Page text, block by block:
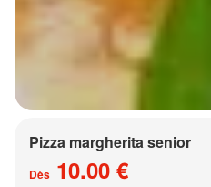
Pizza margherita senior
Dès 10.00 €